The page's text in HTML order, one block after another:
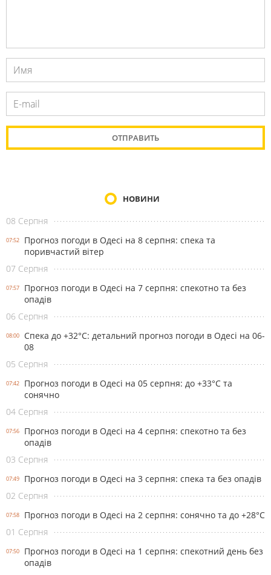
НОВИНИ
08 Серпня
07:52
Прогноз погоди в Одесі на 8 серпня: спека та
поривчастий вітер
07 Серпня
07:57
Прогноз погоди в Одесі на 7 серпня: спекотно та без
опадів
06 Серпня
08:00
Спека до +32°С: детальний прогноз погоди в Одесі на 06-
08
05 Серпня
07:42
Прогноз погоди в Одесі на 05 серпня: до +33°С та
сонячно
04 Серпня
07:56
Прогноз погоди в Одесі на 4 серпня: спекотно та без
опадів
03 Серпня
07:49
Прогноз погоди в Одесі на 3 серпня: спека та без опадів
02 Серпня
07:58
Прогноз погоди в Одесі на 2 серпня: сонячно та до +28°С
01 Серпня
07:50
Прогноз погоди в Одесі на 1 серпня: спекотний день без
опадів